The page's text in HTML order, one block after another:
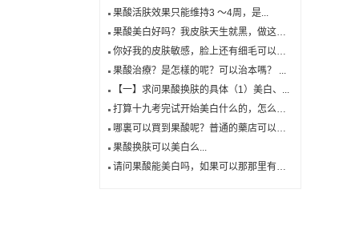
果酸活肤效果只能维持3 ～4周，是...
果酸美白好吗？我皮肤天生就黑，做这个...
你好我的皮肤敏感，脸上还有细毛可以去...
果酸治療？是怎樣的呢？可以治本嗎？ ...
【一】求问果酸换肤的具体（1）美白、...
打算十九考完试开始美白什么的，怎么美...
哪裏可以買到果酸呢？普通的藥店可以嗎...
果酸换肤可以美白么...
请问果酸能美白吗，如果可以那那里有卖...